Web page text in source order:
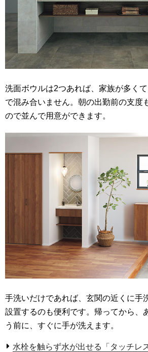
洗面ボウルは2つあれば、家族が多く
で混み合いません。朝の出勤前の支度
ので並んで用意ができます。
手洗いだけであれば、玄関の近くに手
設置するのも便利です。帰ってから、
う前に、すぐに手が洗えます。
水栓を触らず水が出せる「タッチレ